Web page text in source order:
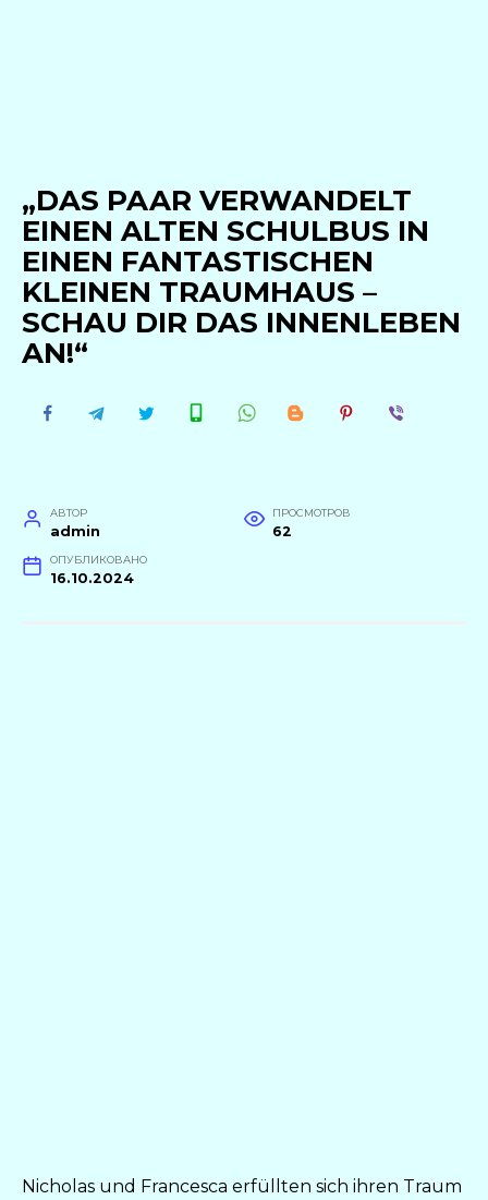
„DAS PAAR VERWANDELT
EINEN ALTEN SCHULBUS IN
EINEN FANTASTISCHEN
KLEINEN TRAUMHAUS –
SCHAU DIR DAS INNENLEBEN
AN!“
АВТОР
admin
ПРОСМОТРОВ
62
ОПУБЛИКОВАНО
16.10.2024
Nicholas und Francesca erfüllten sich ihren Traum